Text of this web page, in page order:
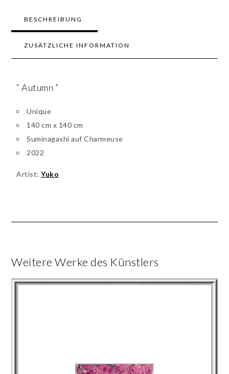
BESCHREIBUNG
ZUSÄTZLICHE INFORMATION
“ Autumn ”
Unique
140 cm x 140 cm
Suminagashi auf Charmeuse
2022
Artist:Yuko
Weitere Werke des Künstlers